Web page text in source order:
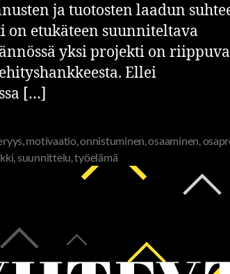
ja tuotosten laadun
on etukäteen suunniteltava
yksi projekti on
Ellei
[…]
motivaatio,onnistuminen ,osaaminen
suunnittelu ,työelämä